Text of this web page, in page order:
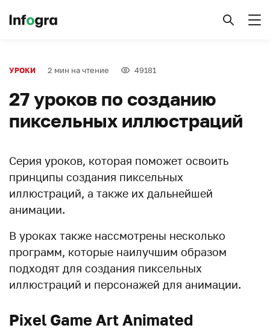
УРОКИ 2 мин на чтение 49181
27 уроков по созданию
пиксельных иллюстраций
Серия уроков, которая поможет освоить
принципы создания пиксельных
иллюстраций, а также их дальнейшей
анимации.
В уроках также нассмотрены несколько
программ, которые наилучшим образом
подходят для создания пиксельных
иллюстраций и персонажей для анимации.
Pixel Game Art Animated